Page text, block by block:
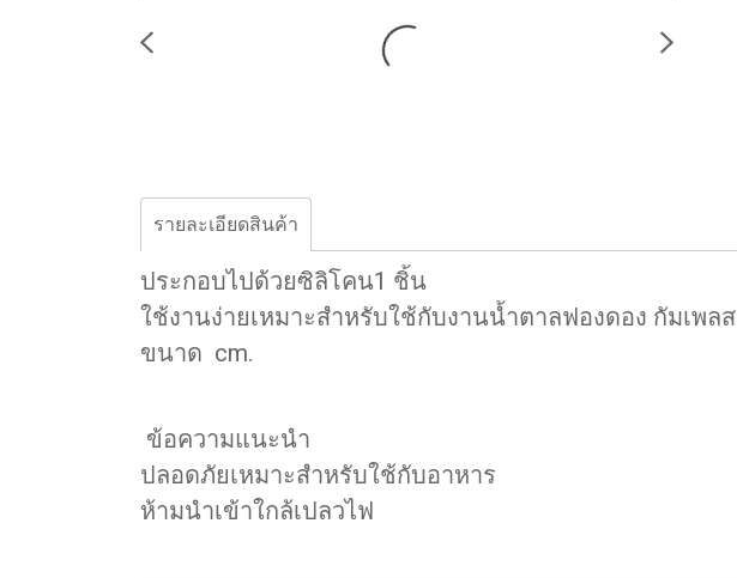
รายละเอียดสินค้า
ประกอบไปด้วยซิลิโคน1 ชิ้น
ใช้งานง่ายเหมาะสำหรับใช้กับงานน้ำตาลฟองดอง กัมเพลส
ขนาด cm.
ข้อความแนะนำ
ปลอดภัยเหมาะสำหรับใช้กับอาหาร
ห้ามนำเข้าใกล้เปลวไฟ